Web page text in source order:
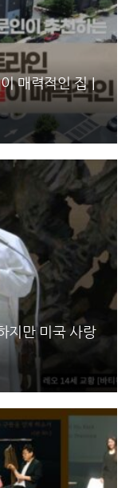
매력적인 집 |
지만 미국 사랑